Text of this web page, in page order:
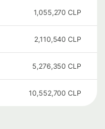
1,055,270 CLP
2,110,540 CLP
5,276,350 CLP
10,552,700 CLP